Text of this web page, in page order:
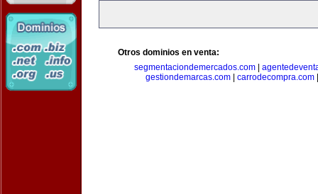
Otros dominios en venta:
segmentaciondemercados.com
gestiondemarcas.com
carrodecompra.com